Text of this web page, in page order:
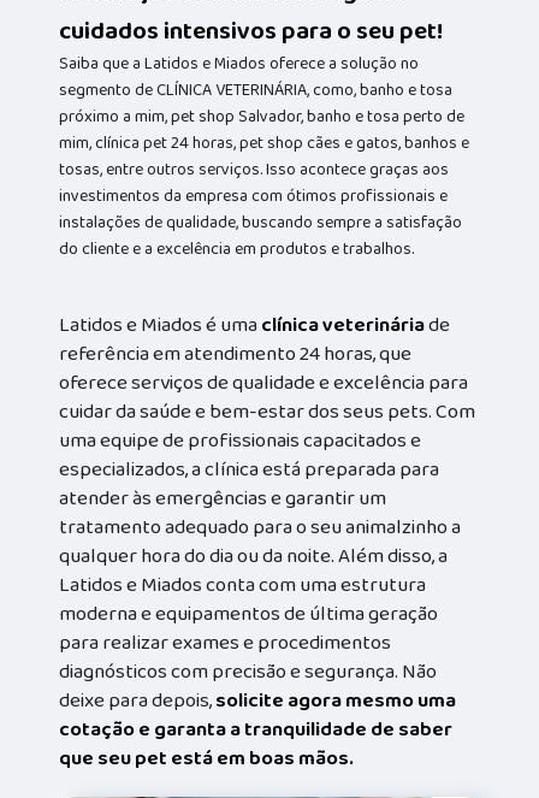
cuidados intensivos para o seu pet!
Saiba que a Latidos e Miados oferece a solução no
segmento de CLÍNICA VETERINÁRIA, como, banho e tosa
próximo a mim, pet shop Salvador, banho e tosa perto de
mim, clínica pet 24 horas, pet shop cães e gatos, banhos e
tosas, entre outros serviços. Isso acontece graças aos
investimentos da empresa com ótimos profissionais e
instalações de qualidade, buscando sempre a satisfação
do cliente e a excelência em produtos e trabalhos.
Latidos e Miados é umaclínica veterináriade
referência em atendimento 24 horas, que
oferece serviços de qualidade e excelência para
cuidar da saúde e bem-estar dos seus pets. Com
uma equipe de profissionais capacitados e
especializados, a clínica está preparada para
atender às emergências e garantir um
tratamento adequado para o seu animalzinho a
qualquer hora do dia ou da noite. Além disso, a
Latidos e Miados conta com uma estrutura
moderna e equipamentos de última geração
para realizar exames e procedimentos
diagnósticos com precisão e segurança. Não
deixe para depois,solicite agora mesmo uma
cotação e garanta a tranquilidade de saber
que seu pet está em boas mãos.